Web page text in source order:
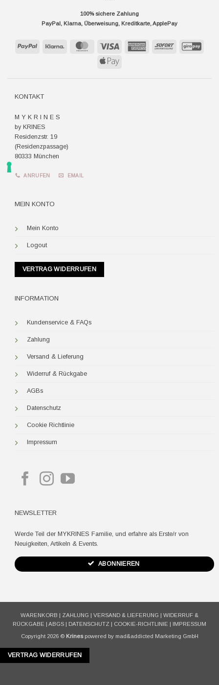
100% sichere Zahlung
PayPal, Klarna, Überweisung, Kreditkarte, ApplePay
PayPal Klarna MasterCard Visa
AmericanSofort
Apple
KONTAKT
M Y K R I N E S
by KRINES
Residenzstr. 19
(Residenzpassage)
80333 München
ANRUFEN EMAIL
MEIN KONTO
Mein Konto
Logout
VERTRAG WIDERRUFEN
INFORMATION
Kundenservice & FAQs
Zahlung
Versand & Lieferung
Widerruf & Rückgabe
AGBs
Datenschutz
Cookie Richtlinie
Impressum
NEWSLETTER
Werde Teil der MYKRINES Familie, und erfahre als Erste/r von
Neuigkeiten, Artikeln & Events.
ABONNIEREN
WARENKORB | ZAHLUNG | VERSAND & LIEFERUNG | WIDERRUF &
RÜCKGABE | ABGS | DATENSCHUTZ | COOKIE-RICHTLINIE | IMPRESSUM
Copyright 2026 © Krinespowered by mad&addicted Marketing GmbH
VERTRAG WIDERRUFEN